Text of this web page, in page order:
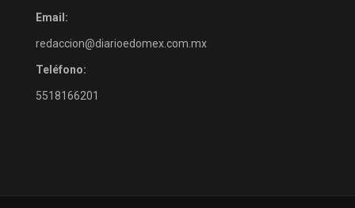
Email:
redaccion@diarioedomex.com.mx
Teléfono:
5518166201